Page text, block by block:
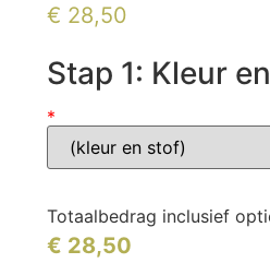
€ 28,50
Stap 1: Kleur
*
Totaalbedrag inclusief
€ 28,50